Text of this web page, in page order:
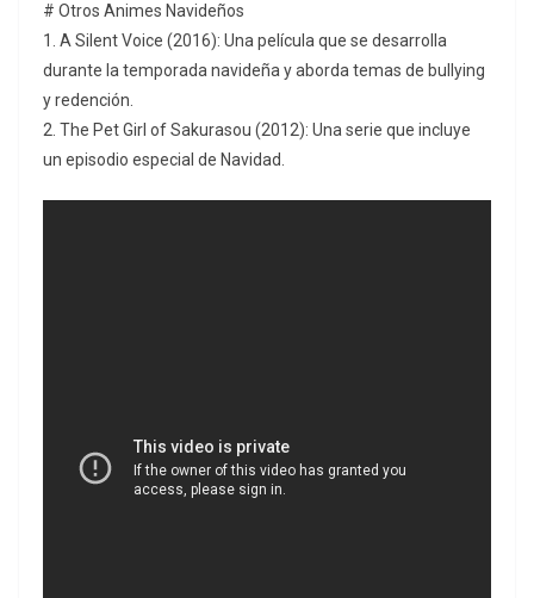
# Otros Animes Navideños
1. A Silent Voice (2016): Una película que se desarrolla
durante la temporada navideña y aborda temas de bullying
y redención.
2. The Pet Girl of Sakurasou (2012): Una serie que incluye
un episodio especial de Navidad.